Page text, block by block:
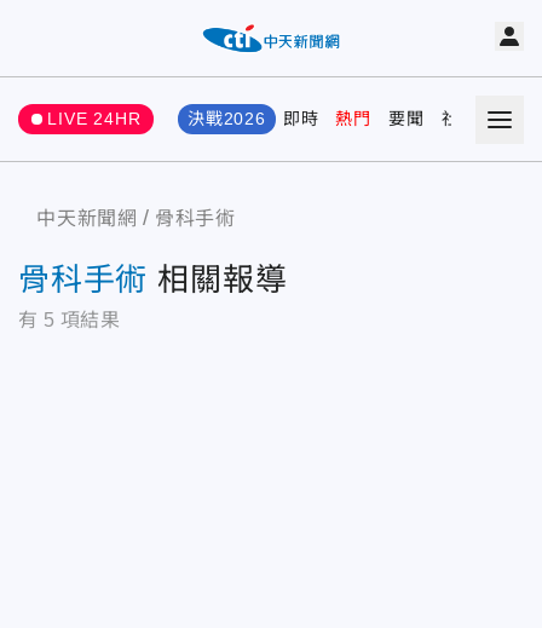
LIVE 24HR 決戰2026 即時 熱門 要聞 社會 娛樂
中天新聞網 骨科手術
骨科手術 相關報導
有 5 項結果